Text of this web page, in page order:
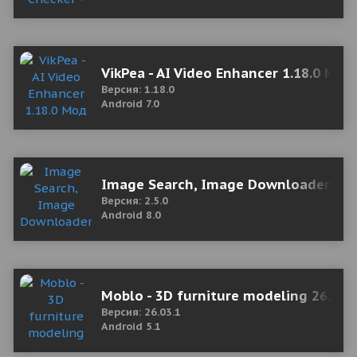
VikPea - AI Video Enhancer 1.18.0
Версия: 1.18.0
Android 7.0
Image Search, Image Downloader
Версия: 2.5.0
Android 8.0
Moblo - 3D furniture modeling
Версия: 26.03.1
Android 5.1